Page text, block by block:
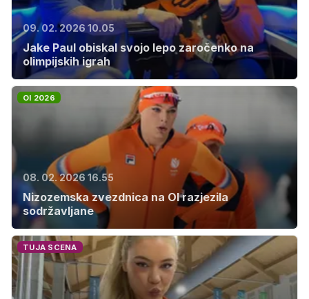
09. 02. 2026 10.05
Jake Paul obiskal svojo lepo zaročenko na
olimpijskih igrah
OI 2026
08. 02. 2026 16.55
Nizozemska zvezdnica na OI razjezila
sodržavljane
TUJA SCENA